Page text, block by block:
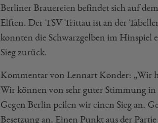
Berliner Brauereien befindet sich auf
Elften. Der TSV Trittau ist an der
konnten die Schwarzgelben im Hinspiel
Sieg zurück.
Kommentar von Lennart Konder: „Wir
Wir können von sehr guter Stimmung in
Gegen Berlin peilen wir einen Sieg an.
Besetzung an. Einen Punkt aus der